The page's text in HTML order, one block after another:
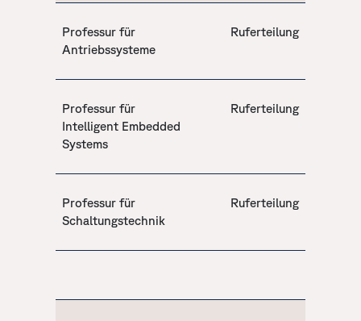
Professur für
Antriebssysteme
Ruferteilung
Professur für
Intelligent Embedded
Systems
Ruferteilung
Professur für
Schaltungstechnik
Ruferteilung